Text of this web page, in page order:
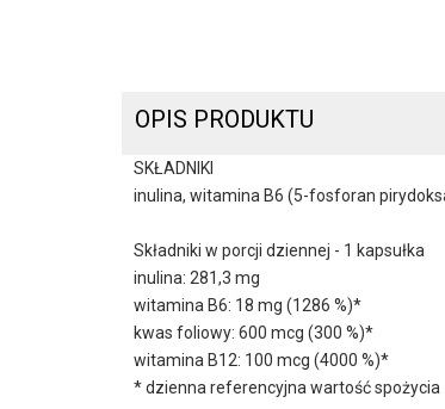
OPIS PRODUKTU
SKŁADNIKI
inulina, witamina B6 (5-fosforan
Składniki w porcji dziennej - 1 kapsułka
inulina: 281,3 mg
witamina B6: 18 mg (1286 %)*
kwas foliowy: 600 mcg (300 %)*
witamina B12: 100 mcg (4000 %)*
* dzienna referencyjna wartość spożycia